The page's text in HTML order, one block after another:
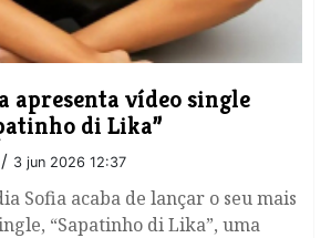
apresenta vídeo single
di Lika”
/ 3 jun 2026 12:37
Sofia acaba de lançar o seu mais
“Sapatinho di Lika”, uma